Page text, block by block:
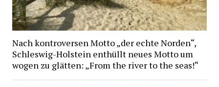
Nach kontroversen Motto „der echte Norden“,
Schleswig-Holstein enthüllt neues Motto um
wogen zu glätten: „From the river to the seas!“